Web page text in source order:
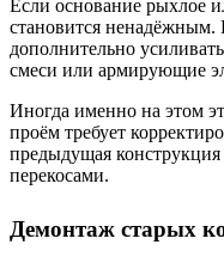
Если основание рыхлое
становится ненадёжным.
дополнительно
смеси или армирующие
Иногда именно на этом
проём требует
предыдущая
перекосами.
Демонтаж старых